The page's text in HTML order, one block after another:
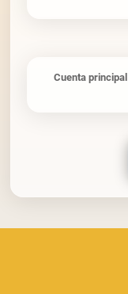
Cuenta principal